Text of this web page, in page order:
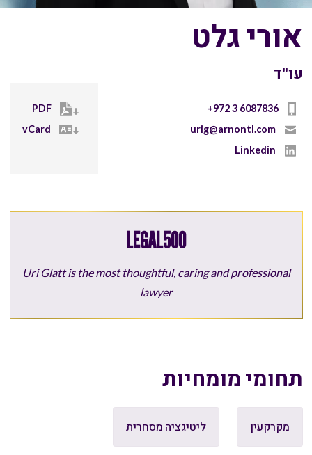
אורי גלט
עו"ד
+972 3 6087836
urig@arnontl.com
Linkedin
PDF
vCard
LEGAL500
Uri Glatt is the most thoughtful, caring and professional
lawyer
תחומי מומחיות
מקרקעין ליטיגציה מסחרית